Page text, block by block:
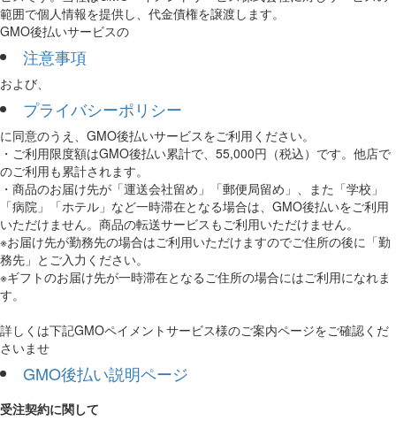
範囲で個人情報を提供し、代金債権を譲渡します。
GMO後払いサービスの
注意事項
および、
プライバシーポリシー
に同意のうえ、GMO後払いサービスをご利用ください。
・ご利用限度額はGMO後払い累計で、55,000円（税込）です。他店で
のご利用も累計されます。
・商品のお届け先が「運送会社留め」「郵便局留め」、また「学校」
「病院」「ホテル」など一時滞在となる場合は、GMO後払いをご利用
いただけません。商品の転送サービスもご利用いただけません。
※お届け先が勤務先の場合はご利用いただけますのでご住所の後に「勤
務先」とご入力ください。
※ギフトのお届け先が一時滞在となるご住所の場合にはご利用になれま
す。
詳しくは下記GMOペイメントサービス様のご案内ページをご確認くだ
さいませ
GMO後払い説明ページ
受注契約に関して